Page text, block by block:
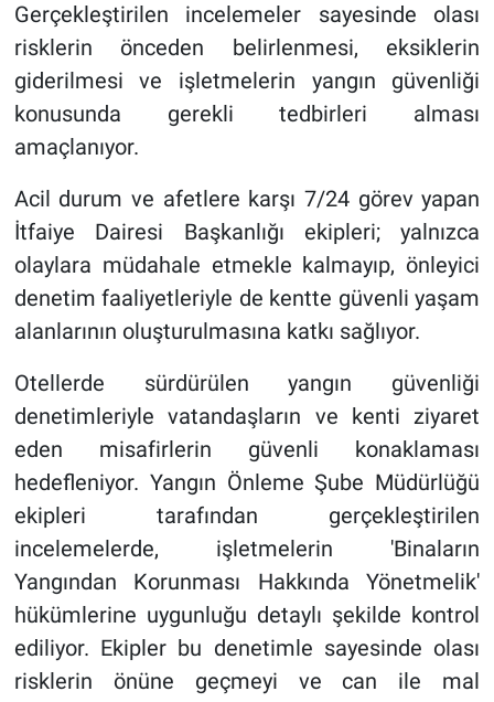
Gerçekleştirilen incelemeler sayesinde olası
risklerin önceden belirlenmesi, eksiklerin
giderilmesi ve işletmelerin yangın güvenliği
konusunda gerekli tedbirleri alması
amaçlanıyor.
Acil durum ve afetlere karşı 7/24 görev yapan
İtfaiye Dairesi Başkanlığı ekipleri; yalnızca
olaylara müdahale etmekle kalmayıp, önleyici
denetim faaliyetleriyle de kentte güvenli yaşam
alanlarının oluşturulmasına katkı sağlıyor.
Otellerde sürdürülen yangın güvenliği
denetimleriyle vatandaşların ve kenti ziyaret
eden misafirlerin güvenli konaklaması
hedefleniyor. Yangın Önleme Şube Müdürlüğü
ekipleri tarafından gerçekleştirilen
incelemelerde, işletmelerin 'Binaların
Yangından Korunması Hakkında Yönetmelik'
hükümlerine uygunluğu detaylı şekilde kontrol
ediliyor. Ekipler bu denetimle sayesinde olası
risklerin önüne geçmeyi ve can ile mal